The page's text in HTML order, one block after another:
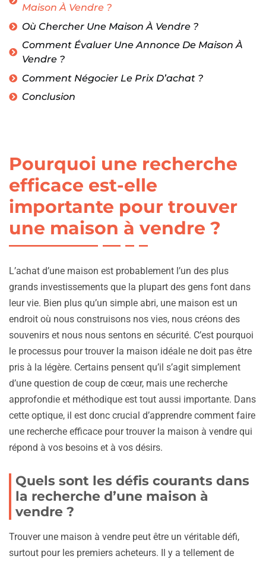
Maison À Vendre ?
Où Chercher Une Maison À Vendre ?
Comment Évaluer Une Annonce De Maison À
Vendre ?
Comment Négocier Le Prix D’achat ?
Conclusion
Pourquoi une recherche
efficace est-elle
importante pour trouver
une maison à vendre ?
L’achat d’une maison est probablement l’un des plus
grands investissements que la plupart des gens font dans
leur vie. Bien plus qu’un simple abri, une maison est un
endroit où nous construisons nos vies, nous créons des
souvenirs et nous nous sentons en sécurité. C’est pourquoi
le processus pour trouver la maison idéale ne doit pas être
pris à la légère. Certains pensent qu’il s’agit simplement
d’une question de coup de cœur, mais une recherche
approfondie et méthodique est tout aussi importante. Dans
cette optique, il est donc crucial d’apprendre comment faire
une recherche efficace pour trouver la maison à vendre qui
répond à vos besoins et à vos désirs.
Quels sont les défis courants dans
la recherche d’une maison à
vendre ?
Trouver une maison à vendre peut être un véritable défi,
surtout pour les premiers acheteurs. Il y a tellement de